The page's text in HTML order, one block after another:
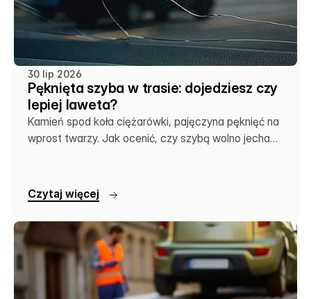
30 lip 2026
Pęknięta szyba w trasie: dojedziesz czy
lepiej laweta?
Kamień spod koła ciężarówki, pajęczyna pęknięć na
wprost twarzy. Jak ocenić, czy szybą wolno jechać
Czytaj więcej